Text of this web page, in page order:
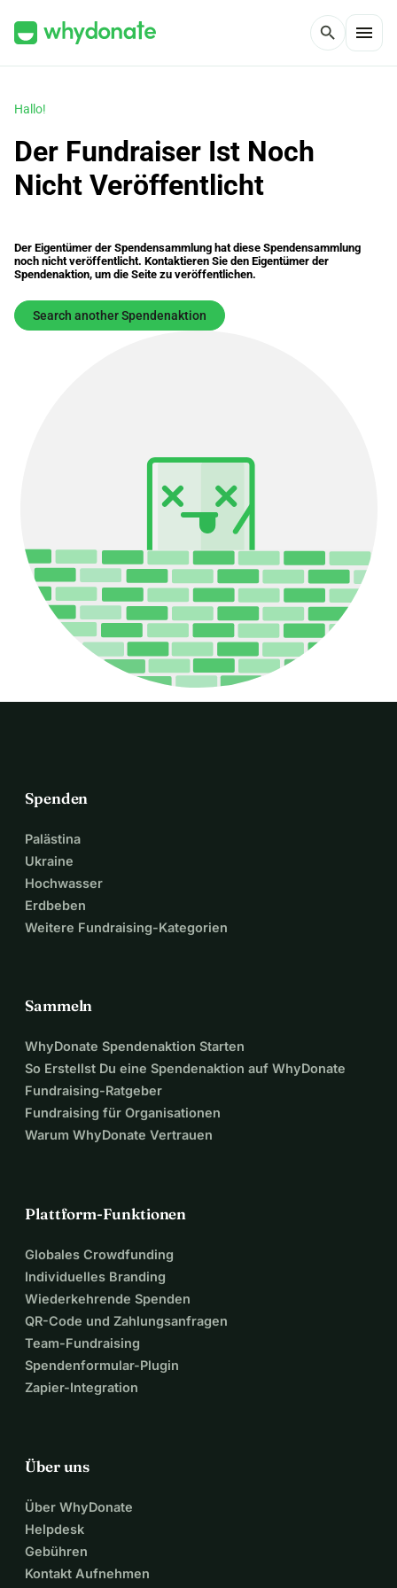
search menu
Hallo!
Der Fundraiser Ist Noch
Nicht Veröffentlicht
Der Eigentümer der Spendensammlung hat diese Spendensammlung
noch nicht veröffentlicht. Kontaktieren Sie den Eigentümer der
Spendenaktion, um die Seite zu veröffentlichen.
Search another Spendenaktion
Spenden
Palästina
Ukraine
Hochwasser
Erdbeben
Weitere Fundraising-Kategorien
Sammeln
WhyDonate Spendenaktion Starten
So Erstellst Du eine Spendenaktion auf WhyDonate
Fundraising-Ratgeber
Fundraising für Organisationen
Warum WhyDonate Vertrauen
Plattform-Funktionen
Globales Crowdfunding
Individuelles Branding
Wiederkehrende Spenden
QR-Code und Zahlungsanfragen
Team-Fundraising
Spendenformular-Plugin
Zapier-Integration
Über uns
Über WhyDonate
Helpdesk
Gebühren
Kontakt Aufnehmen